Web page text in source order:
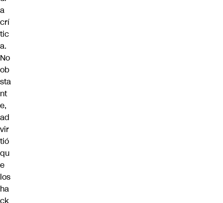
a
crí
tic
a.
No
ob
sta
nt
e,
ad
vir
tió
qu
e
los
ha
ck